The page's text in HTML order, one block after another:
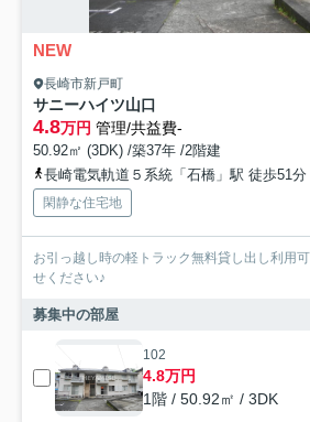
NEW
長崎市新戸町
サニーハイツ山口
4.8万円 管理/共益費-
50.92㎡ (3DK) /築37年 /2階建
長崎電気軌道５系統「石橋」駅 徒歩51分
閑静な住宅地
お引っ越し時の軽トラック無料貸し出し利用
せください♪
募集中の部屋
102
4.8万円
1階 / 50.92㎡ / 3DK